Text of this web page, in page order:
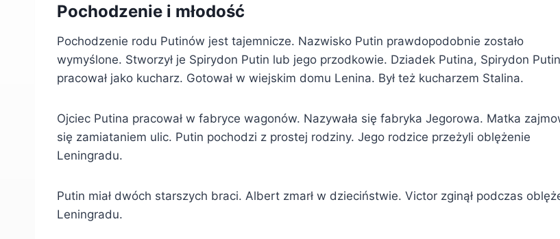
Pochodzenie i młodość
Pochodzenie rodu Putinów jest tajemnicze. Nazwisko Putin prawdopodobnie zostało
wymyślone. Stworzył je Spirydon Putin lub jego przodkowie. Dziadek Putina, Spirydon
pracował jako kucharz. Gotował w wiejskim domu Lenina. Był też kucharzem Stalina.
Ojciec Putina pracował w fabryce wagonów. Nazywała się fabryka Jegorowa. Matka
się zamiataniem ulic. Putin pochodzi z prostej rodziny. Jego rodzice przeżyli oblężenie
Leningradu.
Putin miał dwóch starszych braci. Albert zmarł w dzieciństwie. Victor zginął podczas
Leningradu.